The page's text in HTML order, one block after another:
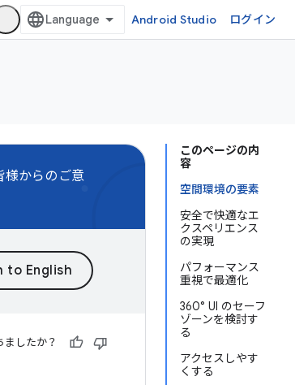
Android Studio ログイン
このページの内
容
空間環境の要素
安全で快適なエ
クスペリエンス
の実現
パフォーマンス
重視で最適化
360° UI のセーフ
ゾーンを検討す
る
アクセスしやす
くする
からのご意
ましたか？